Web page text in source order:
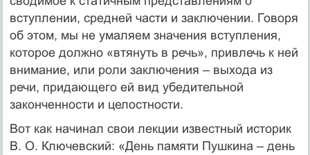
вступлении, средней части и заключении. Говоря
об этом, мы не умаляем значения вступления,
которое должно «втянуть в речь», привлечь к ней
внимание, или роли заключения – выхода из
речи, придающего ей вид убедительной
законченности и целостности.
Вот как начинал свои лекции известный историк
В. О. Ключевский: «День памяти Пушкина – день